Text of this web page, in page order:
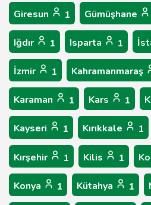
Giresun 1 Gümüşhane
Iğdır 1 Isparta 1
İzmir 1 Kahramanmaraş
Karaman 1 Kars 1
Kayseri 1 Kırıkkale 1
Kırşehir 1 Kilis 1
Konya 1 Kütahya 1